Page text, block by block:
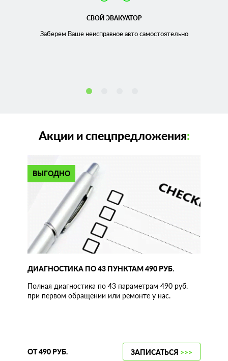
СВОЙ ЭВАКУАТОР
Заберем Ваше неисправноеавто самостоятельно
Акции и спецпредложения:
ВЫГОДНО
ДИАГНОСТИКА ПО 43 ПУНКТАМ 490 РУБ.
Полная диагностика по 43 параметрам 490 руб.
при первом обращении или ремонте у нас.
ОТ 490 РУБ. ЗАПИСАТЬСЯ >>>